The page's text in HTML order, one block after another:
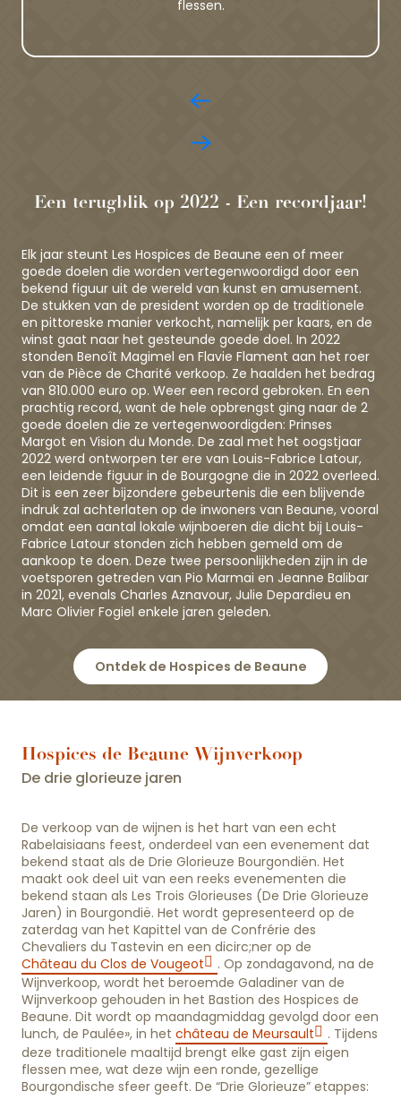
flessen.
Een terugblik op 2022 - Een recordjaar!
Elk jaar steunt Les Hospices de Beaune een of meer
goede doelen die worden vertegenwoordigd door een
bekend figuur uit de wereld van kunst en amusement.
De stukken van de president worden op de traditionele
en pittoreske manier verkocht, namelijk per kaars, en de
winst gaat naar het gesteunde goede doel. In 2022
stonden Benoît Magimel en Flavie Flament aan het roer
van de Pièce de Charité verkoop. Ze haalden het bedrag
van 810.000 euro op. Weer een record gebroken. En een
prachtig record, want de hele opbrengst ging naar de 2
goede doelen die ze vertegenwoordigden: Prinses
Margot en Vision du Monde. De zaal met het oogstjaar
2022 werd ontworpen ter ere van Louis-Fabrice Latour,
een leidende figuur in de Bourgogne die in 2022 overleed.
Dit is een zeer bijzondere gebeurtenis die een blijvende
indruk zal achterlaten op de inwoners van Beaune, vooral
omdat een aantal lokale wijnboeren die dicht bij Louis-
Fabrice Latour stonden zich hebben gemeld om de
aankoop te doen. Deze twee persoonlijkheden zijn in de
voetsporen getreden van Pio Marmai en Jeanne Balibar
in 2021, evenals Charles Aznavour, Julie Depardieu en
Marc Olivier Fogiel enkele jaren geleden.
Ontdek de Hospices de Beaune
Hospices de Beaune Wijnverkoop
De drie glorieuze jaren
De verkoop van de wijnen is het hart van een echt
Rabelaisiaans feest, onderdeel van een evenement dat
bekend staat als de Drie Glorieuze Bourgondiën. Het
maakt ook deel uit van een reeks evenementen die
bekend staan als Les Trois Glorieuses (De Drie Glorieuze
Jaren) in Bourgondië. Het wordt gepresenteerd op de
zaterdag van het Kapittel van de Confrérie des
Chevaliers du Tastevin en een dicirc;ner op de
Château du Clos de Vougeot
. Op zondagavond, na de
Wijnverkoop, wordt het beroemde Galadiner van de
Wijnverkoop gehouden in het Bastion des Hospices de
Beaune. Dit wordt op maandagmiddag gevolgd door een
lunch, de Paulée», in het château de Meursault
. Tijdens
deze traditionele maaltijd brengt elke gast zijn eigen
flessen mee, wat deze wijn een ronde, gezellige
Bourgondische sfeer geeft. De “Drie Glorieuze” etappes: